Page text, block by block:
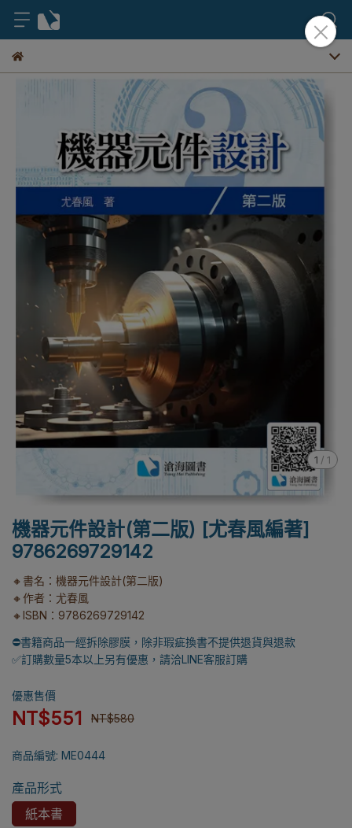
1 / 1
機器元件設計(第二版) [尤春風編著]
9786269729142
🔸書名：機器元件設計(第二版)
🔸作者：尤春風
🔸ISBN：9786269729142
⛔書籍商品一經拆除膠膜，除非瑕疵換書不提供退貨與退款
✅訂購數量5本以上另有優惠，請洽LINE客服訂購
優惠售價
NT$551 NT$580
商品編號: ME0444
產品形式
紙本書